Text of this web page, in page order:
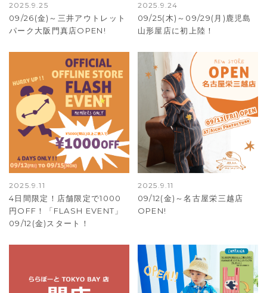
2025.9.25
09/26(金)～三井アウトレット
パーク大阪門真店OPEN!
2025.9.24
09/25(木)～09/29(月)鹿児島
山形屋店に初上陸！
2025.9.11
4日間限定！店舗限定で1000
円OFF！「FLASH EVENT」
09/12(金)スタート！
2025.9.11
09/12(金)～名古屋栄三越店
OPEN!